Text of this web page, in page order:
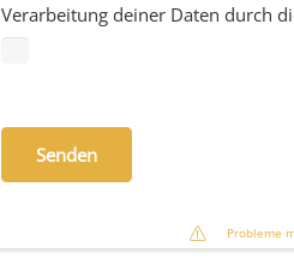
Verarbeitung deiner Daten durch
Probleme